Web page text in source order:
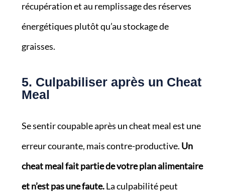
récupération et au remplissage des réserves
énergétiques plutôt qu’au stockage de
graisses.
5. Culpabiliser après un Cheat
Meal
Se sentir coupable après un cheat meal est une
erreur courante, mais contre-productive. Un
cheat meal fait partie de votre plan alimentaire
et n’est pas une faute.La culpabilité peut